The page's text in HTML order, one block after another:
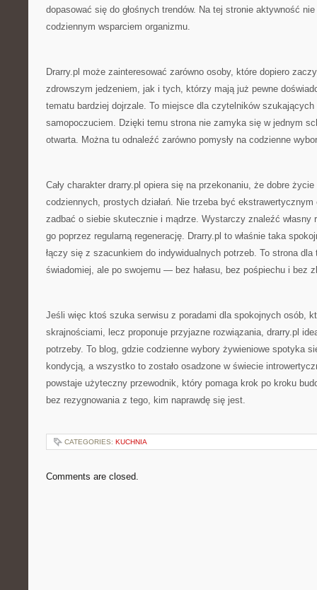
dopasować się do głośnych trendów. Na tej stronie aktywność
codziennym wsparciem organizmu.
Drarry.pl może zainteresować zarówno osoby, które dopiero
zdrowszym jedzeniem, jak i tych, którzy mają już pewne
tematu bardziej dojrzale. To miejsce dla czytelników
samopoczuciem. Dzięki temu strona nie zamyka się w jednym
otwarta. Można tu odnaleźć zarówno pomysły na codzienne
Cały charakter drarry.pl opiera się na przekonaniu, że dobre
codziennych, prostych działań. Nie trzeba być
zadbać o siebie skutecznie i mądrze. Wystarczy znaleźć własny
go poprzez regularną regenerację. Drarry.pl to właśnie taka
łączy się z szacunkiem do indywidualnych potrzeb. To strona
świadomiej, ale po swojemu — bez hałasu, bez pośpiechu i bez
Jeśli więc ktoś szuka serwisu z poradami dla spokojnych osób,
skrajnościami, lecz proponuje przyjazne rozwiązania, drarry.pl
potrzeby. To blog, gdzie codzienne wybory żywieniowe spotyka
kondycją, a wszystko to zostało osadzone w świecie
powstaje użyteczny przewodnik, który pomaga krok po kroku
bez rezygnowania z tego, kim naprawdę się jest.
CATEGORIES: KUCHNIA
Comments are closed.